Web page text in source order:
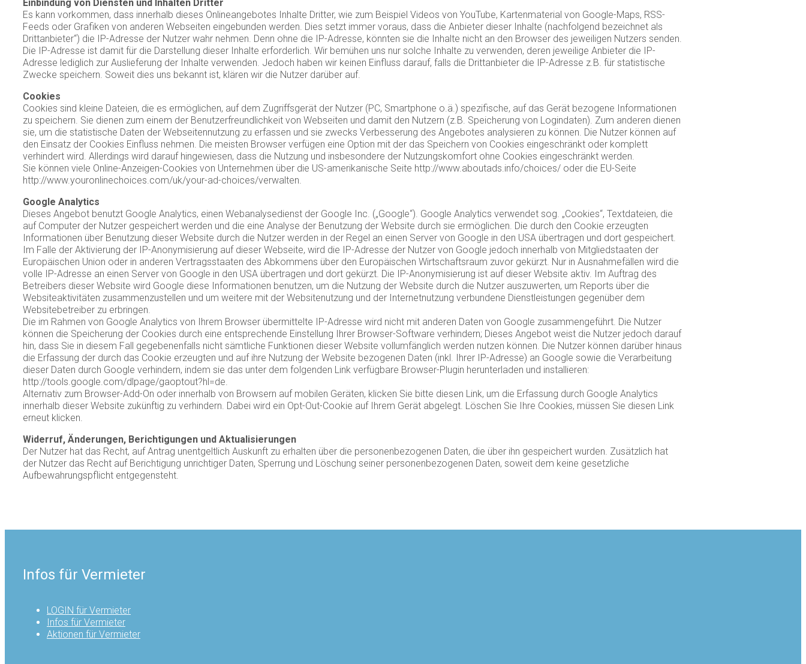
Einbindung von Diensten und Inhalten Dritter
Es kann vorkommen, dass innerhalb dieses Onlineangebotes Inhalte Dritter, wie zum Beispiel Videos von YouTube, Kartenmaterial von Google-Maps, RSS-
Feeds oder Grafiken von anderen Webseiten eingebunden werden. Dies setzt immer voraus, dass die Anbieter dieser Inhalte (nachfolgend bezeichnet als
Drittanbieter“) die IP-Adresse der Nutzer wahr nehmen. Denn ohne die IP-Adresse, könnten sie die Inhalte nicht an den Browser des jeweiligen Nutzers senden.
Die IP-Adresse ist damit für die Darstellung dieser Inhalte erforderlich. Wir bemühen uns nur solche Inhalte zu verwenden, deren jeweilige Anbieter die IP-
Adresse lediglich zur Auslieferung der Inhalte verwenden. Jedoch haben wir keinen Einfluss darauf, falls die Drittanbieter die IP-Adresse z.B. für statistische
Zwecke speichern. Soweit dies uns bekannt ist, klären wir die Nutzer darüber auf.
Cookies
Cookies sind kleine Dateien, die es ermöglichen, auf dem Zugriffsgerät der Nutzer (PC, Smartphone o.ä.) spezifische, auf das Gerät bezogene Informationen
zu speichern. Sie dienen zum einem der Benutzerfreundlichkeit von Webseiten und damit den Nutzern (z.B. Speicherung von Logindaten). Zum anderen dienen
sie, um die statistische Daten der Webseitennutzung zu erfassen und sie zwecks Verbesserung des Angebotes analysieren zu können. Die Nutzer können auf
den Einsatz der Cookies Einfluss nehmen. Die meisten Browser verfügen eine Option mit der das Speichern von Cookies eingeschränkt oder komplett
verhindert wird. Allerdings wird darauf hingewiesen, dass die Nutzung und insbesondere der Nutzungskomfort ohne Cookies eingeschränkt werden.
Sie können viele Online-Anzeigen-Cookies von Unternehmen über die US-amerikanische Seite http://www.aboutads.info/choices/ oder die EU-Seite
http://www.youronlinechoices.com/uk/your-ad-choices/verwalten.
Google Analytics
Dieses Angebot benutzt Google Analytics, einen Webanalysedienst der Google Inc. („Google“). Google Analytics verwendet sog. „Cookies“, Textdateien, die
auf Computer der Nutzer gespeichert werden und die eine Analyse der Benutzung der Website durch sie ermöglichen. Die durch den Cookie erzeugten
Informationen über Benutzung dieser Website durch die Nutzer werden in der Regel an einen Server von Google in den USA übertragen und dort gespeichert.
Im Falle der Aktivierung der IP-Anonymisierung auf dieser Webseite, wird die IP-Adresse der Nutzer von Google jedoch innerhalb von Mitgliedstaaten der
Europäischen Union oder in anderen Vertragsstaaten des Abkommens über den Europäischen Wirtschaftsraum zuvor gekürzt. Nur in Ausnahmefällen wird die
volle IP-Adresse an einen Server von Google in den USA übertragen und dort gekürzt. Die IP-Anonymisierung ist auf dieser Website aktiv. Im Auftrag des
Betreibers dieser Website wird Google diese Informationen benutzen, um die Nutzung der Website durch die Nutzer auszuwerten, um Reports über die
Websiteaktivitäten zusammenzustellen und um weitere mit der Websitenutzung und der Internetnutzung verbundene Dienstleistungen gegenüber dem
Websitebetreiber zu erbringen.
Die im Rahmen von Google Analytics von Ihrem Browser übermittelte IP-Adresse wird nicht mit anderen Daten von Google zusammengeführt. Die Nutzer
können die Speicherung der Cookies durch eine entsprechende Einstellung Ihrer Browser-Software verhindern; Dieses Angebot weist die Nutzer jedoch darauf
hin, dass Sie in diesem Fall gegebenenfalls nicht sämtliche Funktionen dieser Website vollumfänglich werden nutzen können. Die Nutzer können darüber hinaus
die Erfassung der durch das Cookie erzeugten und auf ihre Nutzung der Website bezogenen Daten (inkl. Ihrer IP-Adresse) an Google sowie die Verarbeitung
dieser Daten durch Google verhindern, indem sie das unter dem folgenden Link verfügbare Browser-Plugin herunterladen und installieren:
http://tools.google.com/dlpage/gaoptout?hl=de.
Alternativ zum Browser-Add-On oder innerhalb von Browsern auf mobilen Geräten, klicken Sie bitte diesen Link, um die Erfassung durch Google Analytics
innerhalb dieser Website zukünftig zu verhindern. Dabei wird ein Opt-Out-Cookie auf Ihrem Gerät abgelegt. Löschen Sie Ihre Cookies, müssen Sie diesen Link
erneut klicken.
Widerruf, Änderungen, Berichtigungen und Aktualisierungen
Der Nutzer hat das Recht, auf Antrag unentgeltlich Auskunft zu erhalten über die personenbezogenen Daten, die über ihn gespeichert wurden. Zusätzlich hat
der Nutzer das Recht auf Berichtigung unrichtiger Daten, Sperrung und Löschung seiner personenbezogenen Daten, soweit dem keine gesetzliche
Aufbewahrungspflicht entgegensteht.
Infos für Vermieter
LOGIN für Vermieter
Infos für Vermieter
Aktionen für Vermieter